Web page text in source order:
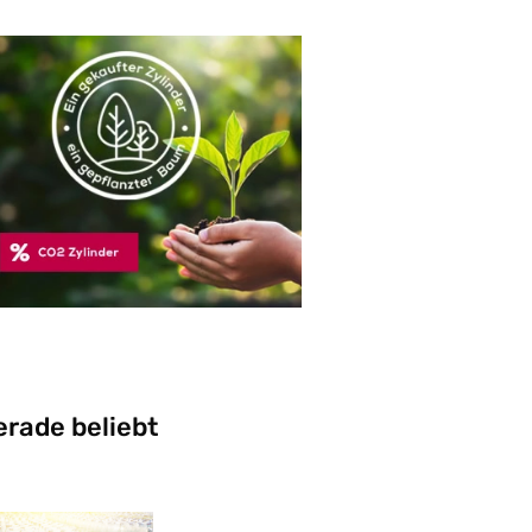
beliebt